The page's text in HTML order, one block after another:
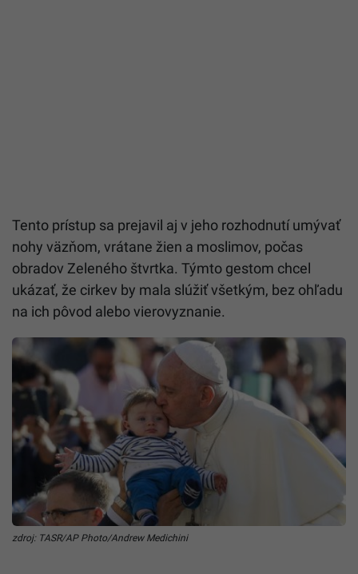
Tento prístup sa prejavil aj v jeho rozhodnutí umývať
nohy väzňom, vrátane žien a moslimov, počas
obradov Zeleného štvrtka. Týmto gestom chcel
ukázať, že cirkev by mala slúžiť všetkým, bez ohľadu
na ich pôvod alebo vierovyznanie.
zdroj: TASR/AP Photo/Andrew Medichini